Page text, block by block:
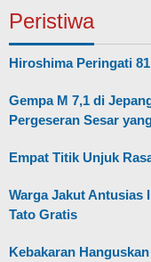
Peristiwa
Hiroshima Peringati
Gempa M 7,1 di
Pergeseran Sesar
Empat Titik Unjuk
Warga Jakut Antusias
Tato Gratis
Kebakaran